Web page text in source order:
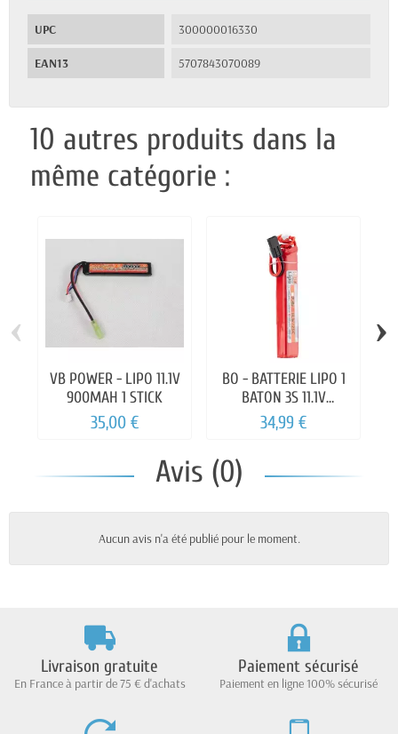
UPC 300000016330
EAN13 5707843070089
10 autres produits dans la
même catégorie :
VB POWER - LIPO 11.1V
900MAH 1 STICK
35,00 €
BO - BATTERIE LIPO 1
BATON 3S 11.1V
1300mAh 25C
34,99 €
‹ ›
Avis (0)
Aucun avis n'a été publié pour le moment.
Livraison gratuite
En France à partir de 75 € d'achats
Paiement sécurisé
Paiement en ligne 100% sécurisé